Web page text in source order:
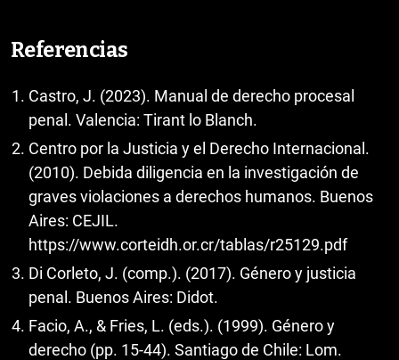
Referencias
Castro, J. (2023). Manual de derecho procesal
penal. Valencia: Tirant lo Blanch.
Centro por la Justicia y el Derecho Internacional.
(2010). Debida diligencia en la investigación de
graves violaciones a derechos humanos. Buenos
Aires: CEJIL.
https://www.corteidh.or.cr/tablas/r25129.pdf
Di Corleto, J. (comp.). (2017). Género y justicia
penal. Buenos Aires: Didot.
Facio, A., & Fries, L. (eds.). (1999). Género y
derecho (pp. 15-44). Santiago de Chile: Lom.